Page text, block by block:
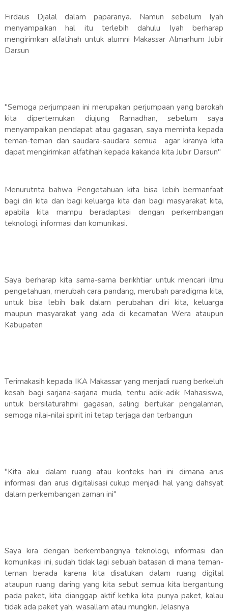
Firdaus Djalal dalam paparanya. Namun sebelum Iyah
menyampaikan hal itu terlebih dahulu Iyah berharap
mengirimkan alfatihah untuk alumni Makassar Almarhum Jubir
Darsun
"Semoga perjumpaan ini merupakan perjumpaan yang barokah
kita dipertemukan diujung Ramadhan, sebelum saya
menyampaikan pendapat atau gagasan, saya meminta kepada
teman-teman dan saudara-saudara semua agar kiranya kita
dapat mengirimkan alfatihah kepada kakanda kita Jubir Darsun"
Menurutnta bahwa Pengetahuan kita bisa lebih bermanfaat
bagi diri kita dan bagi keluarga kita dan bagi masyarakat kita,
apabila kita mampu beradaptasi dengan perkembangan
teknologi, informasi dan komunikasi.
Saya berharap kita sama-sama berikhtiar untuk mencari ilmu
pengetahuan, merubah cara pandang, merubah paradigma kita,
untuk bisa lebih baik dalam perubahan diri kita, keluarga
maupun masyarakat yang ada di kecamatan Wera ataupun
Kabupaten
Terimakasih kepada IKA Makassar yang menjadi ruang berkeluh
kesah bagi sarjana-sarjana muda, tentu adik-adik Mahasiswa,
untuk bersilaturahmi gagasan, saling bertukar pengalaman,
semoga nilai-nilai spirit ini tetap terjaga dan terbangun
"Kita akui dalam ruang atau konteks hari ini dimana arus
informasi dan arus digitalisasi cukup menjadi hal yang dahsyat
dalam perkembangan zaman ini"
Saya kira dengan berkembangnya teknologi, informasi dan
komunikasi ini, sudah tidak lagi sebuah batasan di mana teman-
teman berada karena kita disatukan dalam ruang digital
ataupun ruang daring yang kita sebut semua kita bergantung
pada paket, kita dianggap aktif ketika kita punya paket, kalau
tidak ada paket yah, wasallam atau mungkin. Jelasnya